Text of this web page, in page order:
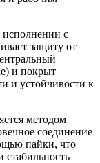
с
защиту от
и покрыт
и устойчивости к
методом
соединение
пайки, что
стабильность